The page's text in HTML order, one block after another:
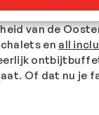
faciliteiten
van de
en all
Of dat nu je